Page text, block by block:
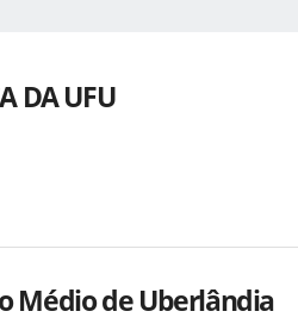
DA UFU
Médio de Uberlândia